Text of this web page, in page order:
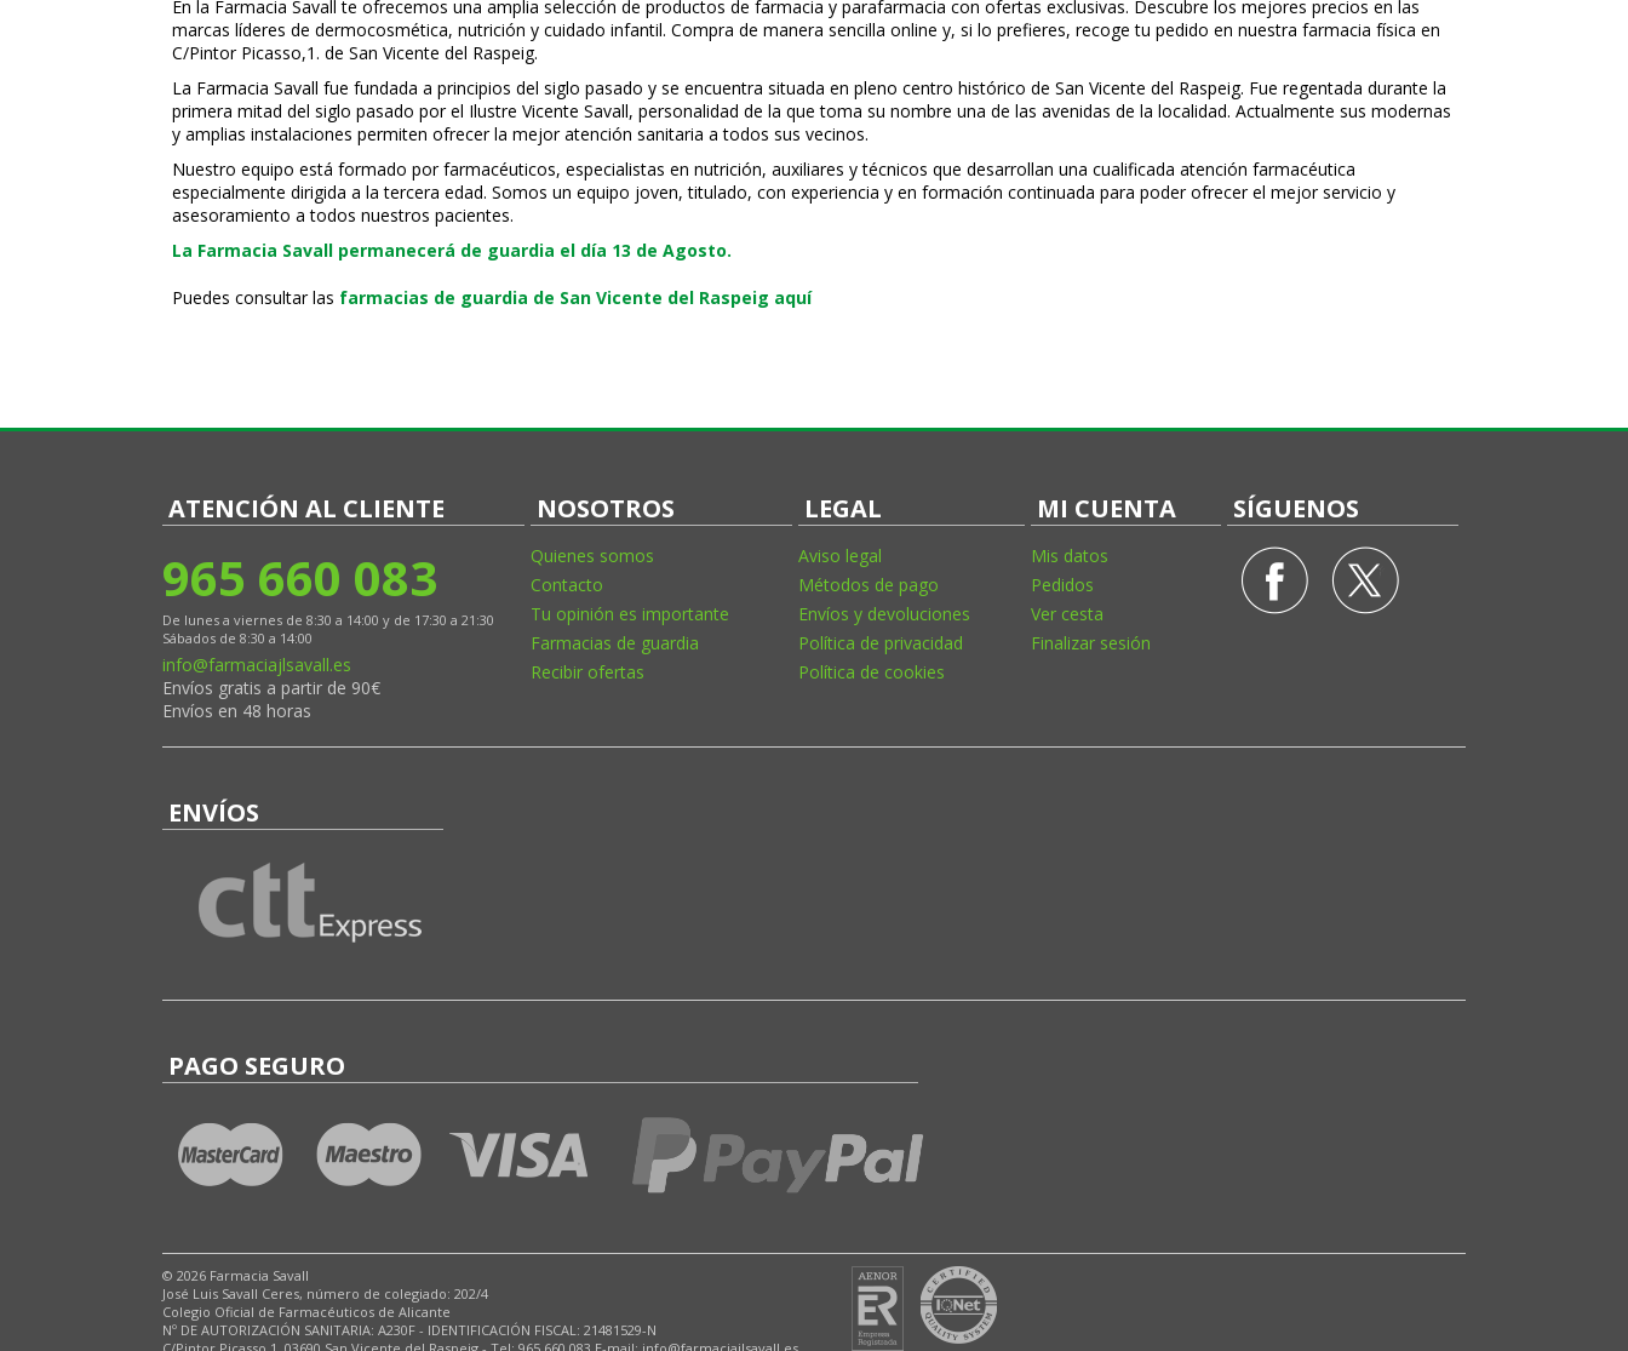
En la Farmacia Savall te ofrecemos una amplia selección de productos de farmacia y parafarmacia con ofertas exclusivas. Descubre los mejores precios en las
marcas líderes de dermocosmética, nutrición y cuidado infantil. Compra de manera sencilla online y, si lo prefieres, recoge tu pedido en nuestra farmacia física en
C/Pintor Picasso,1. de San Vicente del Raspeig.
La Farmacia Savall fue fundada a principios del siglo pasado y se encuentra situada en pleno centro histórico de San Vicente del Raspeig. Fue regentada durante la
primera mitad del siglo pasado por el Ilustre Vicente Savall, personalidad de la que toma su nombre una de las avenidas de la localidad. Actualmente sus modernas
y amplias instalaciones permiten ofrecer la mejor atención sanitaria a todos sus vecinos.
Nuestro equipo está formado por farmacéuticos, especialistas en nutrición, auxiliares y técnicos que desarrollan una cualificada atención farmacéutica
especialmente dirigida a la tercera edad. Somos un equipo joven, titulado, con experiencia y en formación continuada para poder ofrecer el mejor servicio y
asesoramiento a todos nuestros pacientes.
La Farmacia Savall permanecerá de guardia el día 13 de Agosto.
Puedes consultar las farmacias de guardia de San Vicente del Raspeig aquí
ATENCIÓN AL CLIENTE
965 660 083
De lunes a viernes de 8:30 a 14:00 y de 17:30 a 21:30
Sábados de 8:30 a 14:00
info@farmaciajlsavall.es
Envíos gratis a partir de 90€
Envíos en 48 horas
NOSOTROS
Quienes somos
Contacto
Tu opinión es importante
Farmacias de guardia
Recibir ofertas
LEGAL
Aviso legal
Métodos de pago
Envíos y devoluciones
Política de privacidad
Política de cookies
MI CUENTA
Mis datos
Pedidos
Ver cesta
Finalizar sesión
SÍGUENOS
ENVÍOS
PAGO SEGURO
© 2026 Farmacia Savall
José Luis Savall Ceres, número de colegiado: 202/4
Colegio Oficial de Farmacéuticos de Alicante
Nº DE AUTORIZACIÓN SANITARIA: A230F - IDENTIFICACIÓN FISCAL: 21481529-N